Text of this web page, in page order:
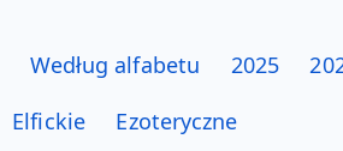
Według alfabetu 2025
Elfickie Ezoteryczne